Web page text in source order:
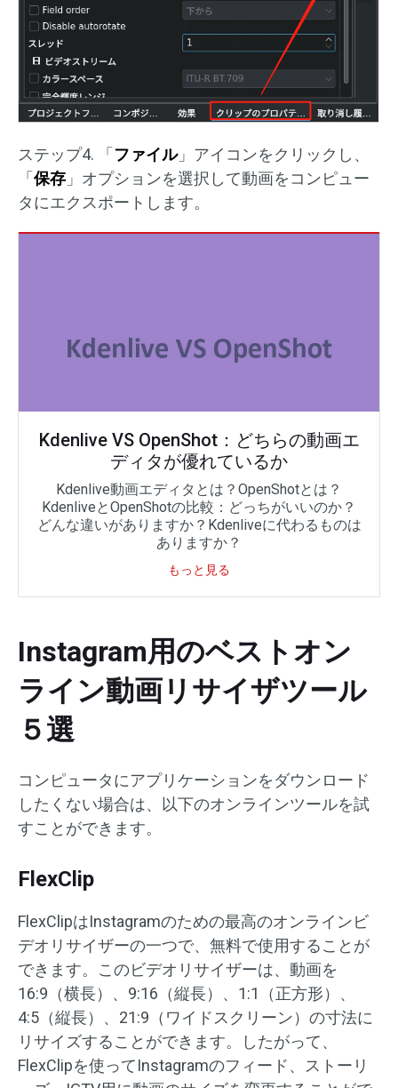
ステップ4. 「ファイル」アイコンをクリックし、
「保存 」オプションを選択して動画をコンピュー
タにエクスポートします。
Kdenlive VS OpenShot：どちらの動画エ
ディタが優れているか
Kdenlive動画エディタとは？OpenShotとは？
KdenliveとOpenShotの比較：どっちがいいのか？
どんな違いがありますか？Kdenliveに代わるものは
ありますか？
もっと見る
Instagram用のベストオン
ライン動画リサイザツール
５選
コンピュータにアプリケーションをダウンロード
したくない場合は、以下のオンラインツールを試
すことができます。
FlexClip
FlexClipはInstagramのための最高のオンラインビ
デオリサイザーの一つで、無料で使用することが
できます。このビデオリサイザーは、動画を
16:9（横長）、9:16（縦長）、1:1（正方形）、
4:5（縦長）、21:9（ワイドスクリーン）の寸法に
リサイズすることができます。したがって、
FlexClipを使ってInstagramのフィード、ストーリ